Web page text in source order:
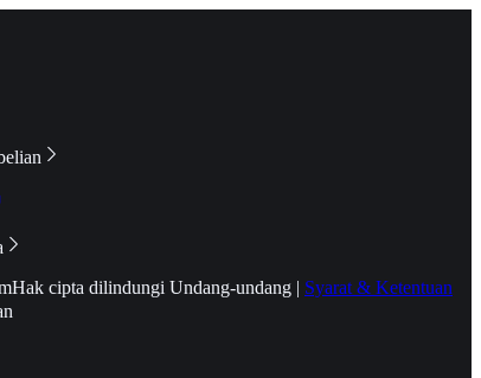
Hak cipta dilindungi Undang-undang | Syarat & Ketentuan